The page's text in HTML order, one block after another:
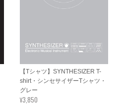
【Tシャツ】SYNTHESIZER T-
shirt・シンセサイザーTシャツ・
グレー
¥3,850